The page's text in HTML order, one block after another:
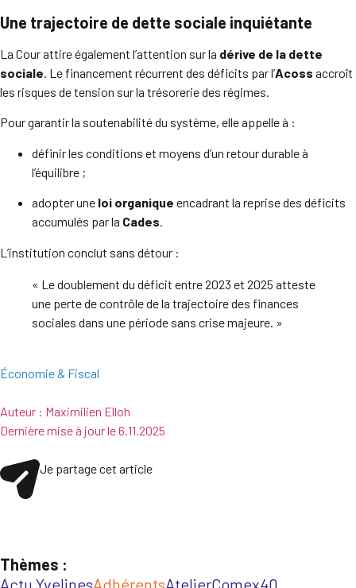
Une trajectoire de dette sociale inquiétante
La Cour attire également l’attention sur la dérive de la dette
sociale. Le financement récurrent des déficits par l’Acoss accroît
les risques de tension sur la trésorerie des régimes.
Pour garantir la soutenabilité du système, elle appelle à :
définir les conditions et moyens d’un retour durable à
l’équilibre ;
adopter une loi organique encadrant la reprise des déficits
accumulés par la Cades.
L’institution conclut sans détour :
« Le doublement du déficit entre 2023 et 2025 atteste
une perte de contrôle de la trajectoire des finances
sociales dans une période sans crise majeure. »
Économie & Fiscal
Auteur : Maximilien Elloh
Dernière mise à jour le6.11.2025
Je partage cet article
Thèmes :
Actu YvelinesAdhérentsAtelierComex40